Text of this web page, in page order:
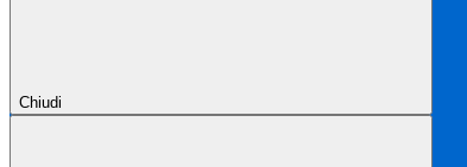
Chiudi